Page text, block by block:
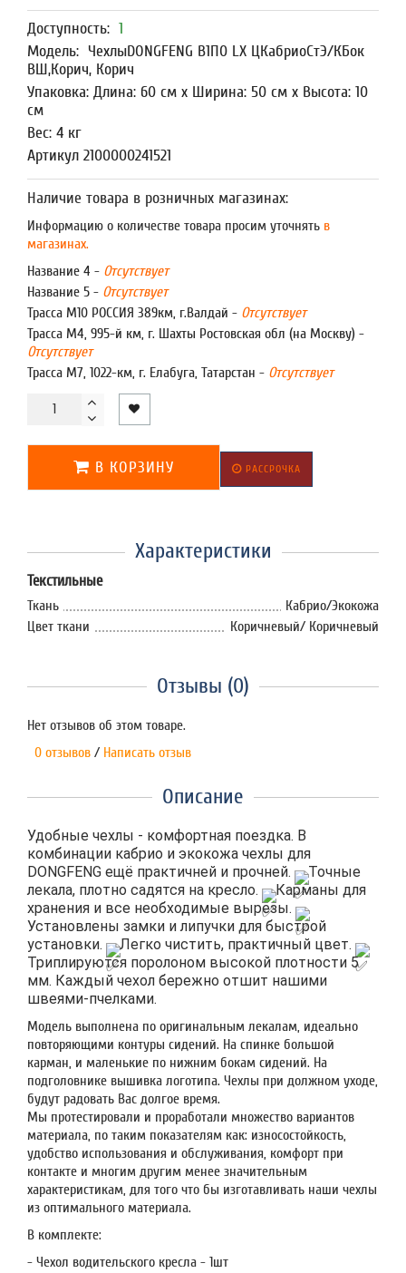
Доступность: 1
Модель: ЧехлыDONGFENG В1П0 LX ЦКабриоСтЭ/КБок
ВШ,Корич, Корич
Упаковка: Длина: 60 см x Ширина: 50 см x Высота: 10
см
Вес: 4 кг
Артикул 2100000241521
Наличие товара в розничных магазинах:
Информацию о количестве товара просим уточнять в
магазинах.
Название 4 - Отсутствует
Название 5 - Отсутствует
Трасса М10 РОССИЯ 389км, г.Валдай - Отсутствует
Трасса М4, 995-й км, г. Шахты Ростовская обл (на Москву) -
Отсутствует
Трасса М7, 1022-км, г. Елабуга, Татарстан - Отсутствует
В КОРЗИНУ РАССРОЧКА
Характеристики
Текстильные
Ткань
Кабрио/Экокожа
Цвет ткани
Коричневый/ Коричневый
Отзывы (0)
Нет отзывов об этом товаре.
0 отзывов / Написать отзыв
Описание
Удобные чехлы - комфортная поездка. В
комбинации кабрио и экокожа чехлы для
DONGFENG ещё практичней и прочней.
Точные
лекала, плотно садятся на кресло.
Карманы для
хранения и все необходимые вырезы.
Установлены замки и липучки для быстрой
установки.
Легко чистить, практичный цвет.
Триплируются поролоном высокой плотности 5
мм. Каждый чехол бережно отшит нашими
швеями-пчелками.
Модель выполнена по оригинальным лекалам, идеально
повторяющими контуры сидений. На спинке большой
карман, и маленькие по нижним бокам сидений. На
подголовнике вышивка логотипа. Чехлы при должном уходе,
будут радовать Вас долгое время.
Мы протестировали и проработали множество вариантов
материала, по таким показателям как: износостойкость,
удобство использования и обслуживания, комфорт при
контакте и многим другим менее значительным
характеристикам, для того что бы изготавливать наши чехлы
из оптимального материала.
В комплекте:
- Чехол водительского кресла - 1шт